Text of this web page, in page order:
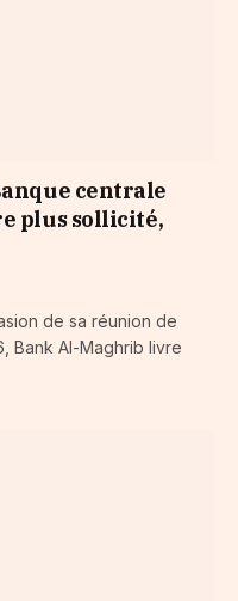
centrale
plus sollicité,
de sa réunion de
Bank Al-Maghrib livre